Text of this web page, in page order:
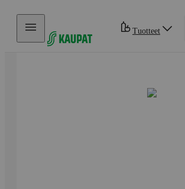
Hyppää sisältöön
Tuotteet